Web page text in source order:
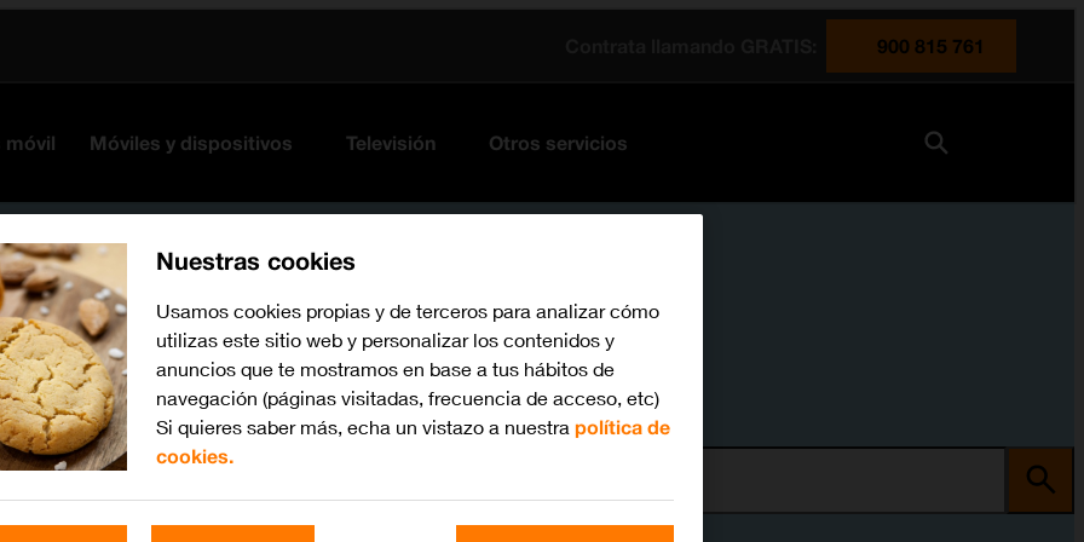
900 815 761
móvil Móviles y dispositivos Televisión Otros servicios
Nuestras cookies
Usamos cookies propias y de terceros para analizar cómo
utilizas este sitio web y personalizar los contenidos y
anuncios que te mostramos en base a tus hábitos de
navegación (páginas visitadas, frecuencia de acceso, etc)
Si quieres saber más, echa un vistazo a nuestra política de
cookies.